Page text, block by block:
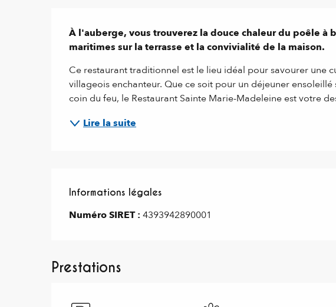
Description
À l'auberge, vous trouverez la douce chaleur du poêle à
maritimes sur la terrasse et la convivialité de la maison.
Ce restaurant traditionnel est le lieu idéal pour savourer une
villageois enchanteur. Que ce soit pour un déjeuner
coin du feu, le Restaurant Sainte Marie-Madeleine est votre
Lire la suite
Informations légales
Informations légales
Numéro SIRET : 4393942890001
Prestations